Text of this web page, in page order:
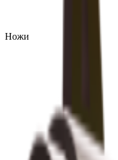
Ножи